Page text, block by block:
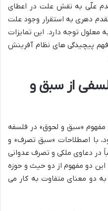
علّی به نقش علت در اعطای
دهری به استقرار وجود علت
معلول توجه دارد. این تمایزات
فهم پیچیدگی های نظام آفرینش
از سبق و
مفهوم «سبق و لحوق» در فلسفه
با اصطلاحات «سبق تصرف» و
در دعاوی ملکی و تصرف عدوانی
این دو مفهوم از دو حیث و حوزه
دو معنای متفاوت به کار می